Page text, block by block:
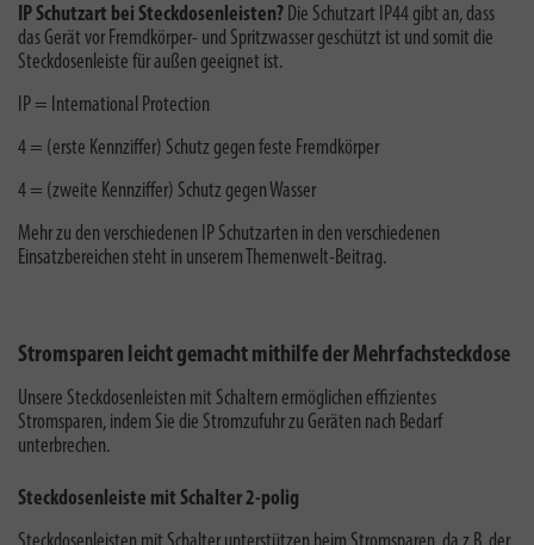
IP Schutzart bei Steckdosenleisten? Die Schutzart IP44 gibt an, dass
das Gerät vor Fremdkörper- und Spritzwasser geschützt ist und somit die
Steckdosenleiste für außen geeignet ist.
IP = International Protection
4 = (erste Kennziffer) Schutz gegen feste Fremdkörper
4 = (zweite Kennziffer) Schutz gegen Wasser
Mehr zu den verschiedenen IP Schutzarten in den verschiedenen
Einsatzbereichen steht in unserem Themenwelt-Beitrag.
Stromsparen leicht gemacht mithilfe der Mehrfachsteckdose
Unsere Steckdosenleisten mit Schaltern ermöglichen effizientes
Stromsparen, indem Sie die Stromzufuhr zu Geräten nach Bedarf
unterbrechen.
Steckdosenleiste mit Schalter 2-polig